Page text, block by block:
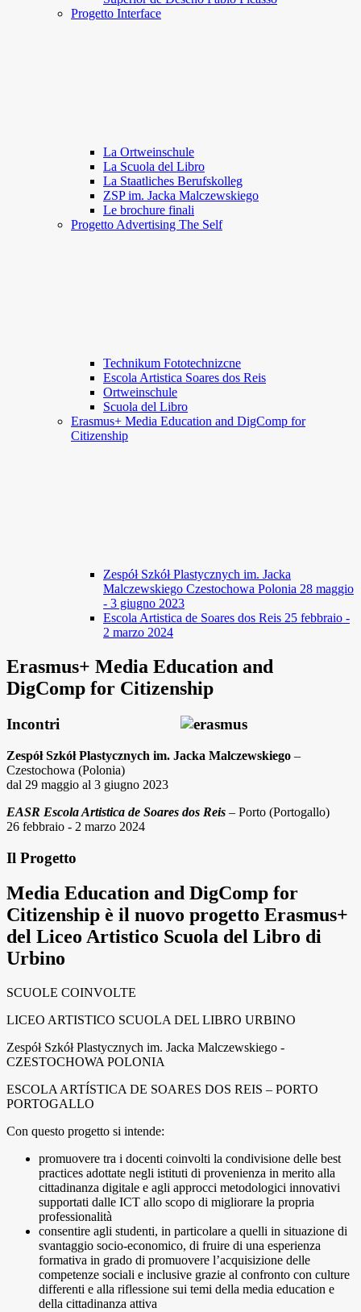
Progetto Interface
La Ortweinschule
La Scuola del Libro
La Staatliches Berufskolleg
ZSP im. Jacka Malczewskiego
Le brochure finali
Progetto Advertising The Self
Technikum Fototechnizcne
Escola Artistica Soares dos Reis
Ortweinschule
Scuola del Libro
Erasmus+ Media Education and DigComp for
Citizenship
Zespół Szkół Plastycznych im. Jacka
Malczewskiego Czestochowa Polonia 28 maggio
- 3 giugno 2023
Escola Artistica de Soares dos Reis 25 febbraio -
2 marzo 2024
Erasmus+ Media Education and
DigComp for Citizenship
Incontri
Zespół Szkół Plastycznych im. Jacka Malczewskiego –
Czestochowa (Polonia)
dal 29 maggio al 3 giugno 2023
EASR Escola Artistica de Soares dos Reis – Porto (Portogallo)
26 febbraio - 2 marzo 2024
Il Progetto
Media Education and DigComp for
Citizenship è il nuovo progetto Erasmus+
del Liceo Artistico Scuola del Libro di
Urbino
SCUOLE COINVOLTE
LICEO ARTISTICO SCUOLA DEL LIBRO URBINO
Zespół Szkół Plastycznych im. Jacka Malczewskiego -
CZESTOCHOWA POLONIA
ESCOLA ARTÍSTICA DE SOARES DOS REIS – PORTO
PORTOGALLO
Con questo progetto si intende:
promuovere tra i docenti coinvolti la condivisione delle best
practices adottate negli istituti di provenienza in merito alla
cittadinanza digitale e agli approcci metodologici innovativi
supportati dalle ICT allo scopo di migliorare la propria
professionalità
consentire agli studenti, in particolare a quelli in situazione di
svantaggio socio-economico, di fruire di una esperienza
formativa in grado di promuovere l’acquisizione delle
competenze sociali e inclusive grazie al confronto con culture
differenti e alla riflessione sui temi della media education e
della cittadinanza attiva